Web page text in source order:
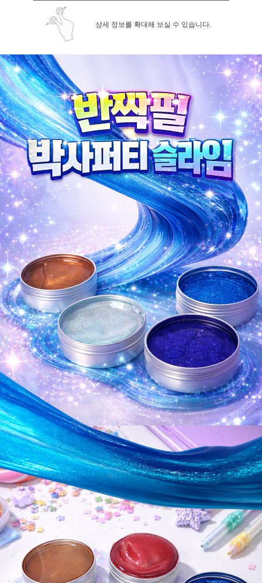
상세 정보를 확대해 보실 수 있습니다.